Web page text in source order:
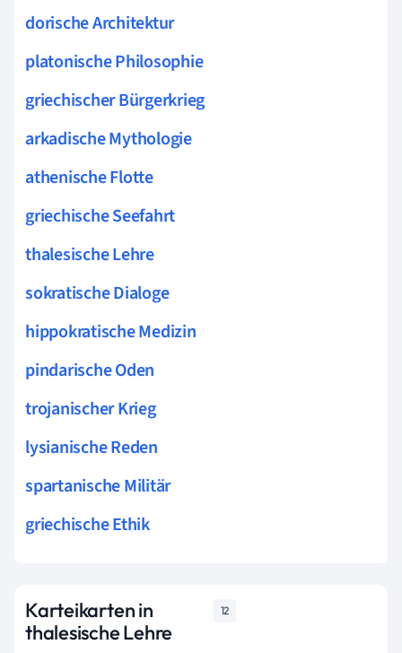
dorische Architektur
platonische Philosophie
griechischer Bürgerkrieg
arkadische Mythologie
athenische Flotte
griechische Seefahrt
thalesische Lehre
sokratische Dialoge
hippokratische Medizin
pindarische Oden
trojanischer Krieg
lysianische Reden
spartanische Militär
griechische Ethik
Karteikarten in
thalesische Lehre
12